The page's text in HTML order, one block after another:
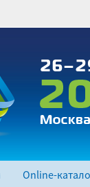
Online-